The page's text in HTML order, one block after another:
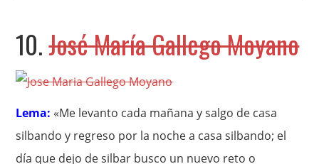
10.José María Gallego Moyano
Lema: «Me levanto cada mañana y salgo de casa
silbando y regreso por la noche a casa silbando; el
día que dejo de silbar busco un nuevo reto o